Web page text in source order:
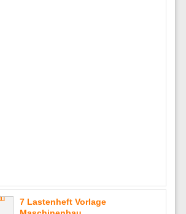
7 Lastenheft Vorlage